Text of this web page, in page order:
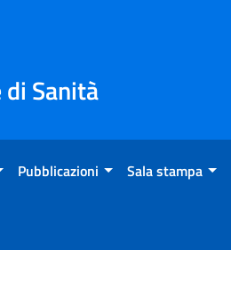
Sanità
Pubblicazioni Sala stampa